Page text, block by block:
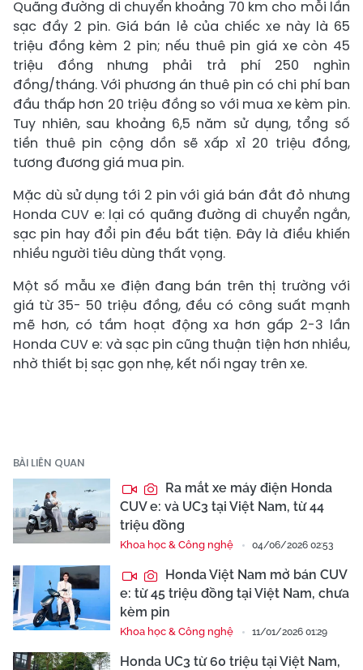
Quãng đường di chuyển khoảng 70 km cho mỗi lần
sạc đầy 2 pin. Giá bán lẻ của chiếc xe này là 65
triệu đồng kèm 2 pin; nếu thuê pin giá xe còn 45
triệu đồng nhưng phải trả phí 250 nghìn
đồng/tháng. Với phương án thuê pin có chi phí ban
đầu thấp hơn 20 triệu đồng so với mua xe kèm pin.
Tuy nhiên, sau khoảng 6,5 năm sử dụng, tổng số
tiền thuê pin cộng dồn sẽ xấp xỉ 20 triệu đồng,
tương đương giá mua pin.
Mặc dù sử dụng tới 2 pin với giá bán đắt đỏ nhưng
Honda CUV e: lại có quãng đường di chuyển ngắn,
sạc pin hay đổi pin đều bất tiện. Đây là điều khiến
nhiều người tiêu dùng thất vọng.
Một số mẫu xe điện đang bán trên thị trường với
giá từ 35- 50 triệu đồng, đều có công suất mạnh
mẽ hơn, có tầm hoạt động xa hơn gấp 2-3 lần
Honda CUV e: và sạc pin cũng thuận tiện hơn nhiều,
nhờ thiết bị sạc gọn nhẹ, kết nối ngay trên xe.
BÀI LIÊN QUAN
Ra mắt xe máy điện Honda
CUV e: và UC3 tại Việt Nam, từ 44
triệu đồng
Khoa học & Công nghệ 04/06/2026 02:53
Honda Việt Nam mở bán CUV
e: từ 45 triệu đồng tại Việt Nam, chưa
kèm pin
Khoa học & Công nghệ 11/01/2026 01:29
Honda UC3 từ 60 triệu tại Việt Nam,